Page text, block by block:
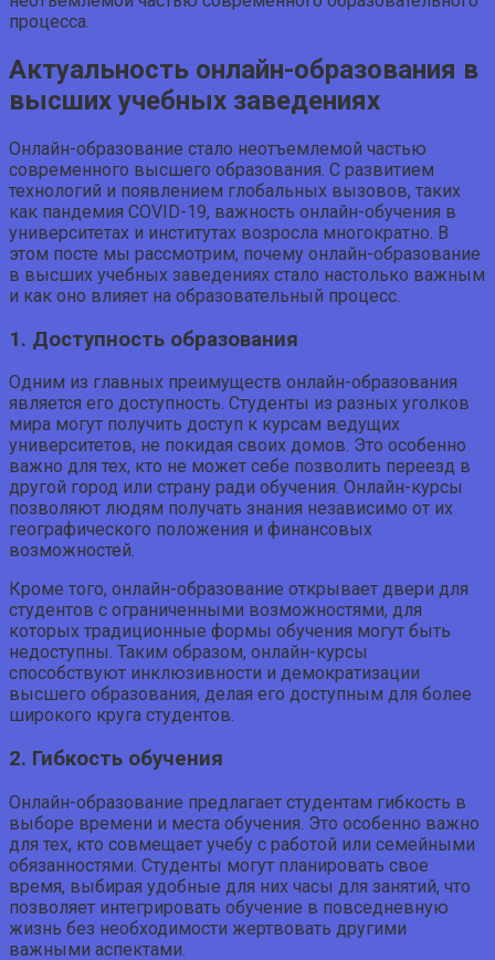
процесса.
Актуальность онлайн-образования в
высших учебных заведениях
Онлайн-образование стало неотъемлемой частью
современного высшего образования. С развитием
технологий и появлением глобальных вызовов, таких
как пандемия COVID-19, важность онлайн-обучения в
университетах и институтах возросла многократно. В
этом посте мы рассмотрим, почему онлайн-образование
в высших учебных заведениях стало настолько важным
и как оно влияет на образовательный процесс.
1. Доступность образования
Одним из главных преимуществ онлайн-образования
является его доступность. Студенты из разных уголков
мира могут получить доступ к курсам ведущих
университетов, не покидая своих домов. Это особенно
важно для тех, кто не может себе позволить переезд в
другой город или страну ради обучения. Онлайн-курсы
позволяют людям получать знания независимо от их
географического положения и финансовых
возможностей.
Кроме того, онлайн-образование открывает двери для
студентов с ограниченными возможностями, для
которых традиционные формы обучения могут быть
недоступны. Таким образом, онлайн-курсы
способствуют инклюзивности и демократизации
высшего образования, делая его доступным для более
широкого круга студентов.
2. Гибкость обучения
Онлайн-образование предлагает студентам гибкость в
выборе времени и места обучения. Это особенно важно
для тех, кто совмещает учебу с работой или семейными
обязанностями. Студенты могут планировать свое
время, выбирая удобные для них часы для занятий, что
позволяет интегрировать обучение в повседневную
жизнь без необходимости жертвовать другими
важными аспектами.